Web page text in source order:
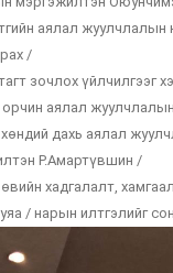
аялал
/
зочлох үйлчилгээг
орчин аялал
дахь аялал
Р.Амартүвшин /
хадгалалт,
/ нарын илтгэлийг